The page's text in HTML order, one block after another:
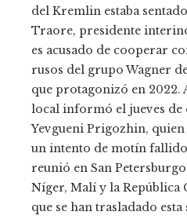
del Kremlin estaba
Traore, presidente
es acusado de cooperar
rusos del grupo Wagner
que protagonizó en 2022.
local informó el jueves de
Yevgueni Prigozhin,
un intento de motín
reunió en San
Níger, Malí y la República
que se han trasladado